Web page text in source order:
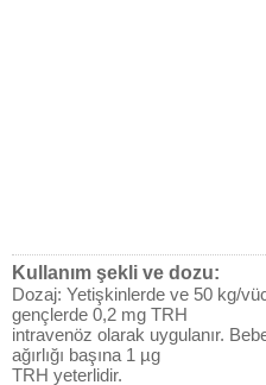
Kullanım şekli ve dozu:
Dozaj: Yetişkinlerde ve 50 kg/
gençlerde 0,2 mg TRH
intravenöz olarak uygulanır.
ağırlığı başına 1 µg
TRH yeterlidir.